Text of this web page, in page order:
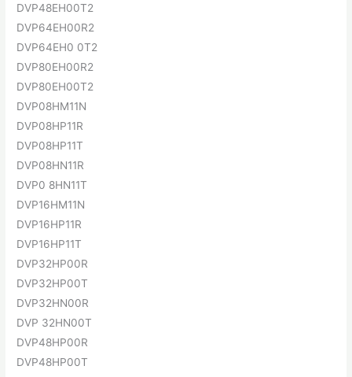
DVP48EH00T2
DVP64EH00R2
DVP64EH0 0T2
DVP80EH00R2
DVP80EH00T2
DVP08HM11N
DVP08HP11R
DVP08HP11T
DVP08HN11R
DVP0 8HN11T
DVP16HM11N
DVP16HP11R
DVP16HP11T
DVP32HP00R
DVP32HP00T
DVP32HN00R
DVP 32HN00T
DVP48HP00R
DVP48HP00T